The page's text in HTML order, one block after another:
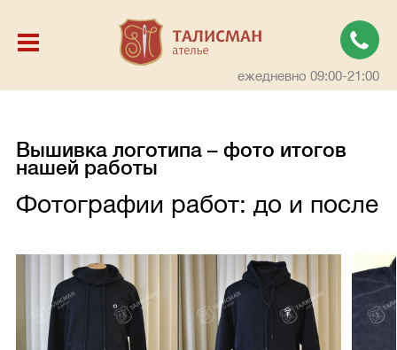
ежедневно 09:00-21:00
Вышивка логотипа – фото итогов
нашей работы
Фотографии работ: до и после